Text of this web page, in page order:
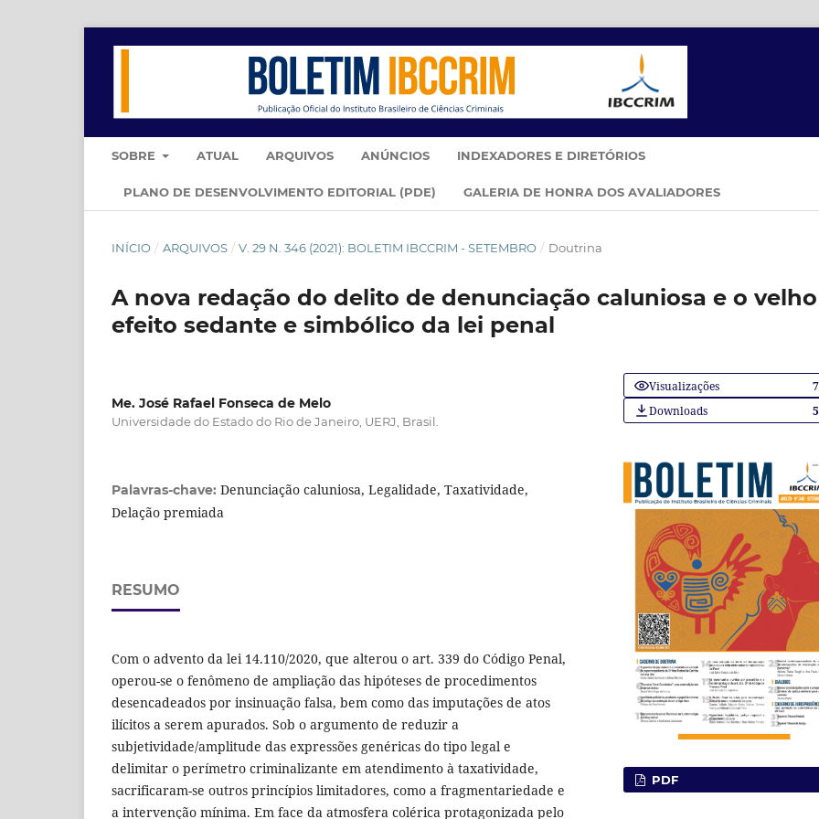
SOBRE ATUAL ARQUIVOS ANÚNCIOS INDEXADORES E DIRETÓRIOS
PLANO DE DESENVOLVIMENTO EDITORIAL (PDE) GALERIA DE HONRA DOS AVALIADORES
INÍCIO / ARQUIVOS / V. 29 N. 346 (2021): BOLETIM IBCCRIM - SETEMBRO / Doutrina
A nova redação do delito de denunciação caluniosa e o velho
efeito sedante e simbólico da lei penal
Me. José Rafael Fonseca de Melo
Universidade do Estado do Rio de Janeiro, UERJ, Brasil.
Palavras-chave: Denunciação caluniosa, Legalidade, Taxatividade,
Delação premiada
RESUMO
Com o advento da lei 14.110/2020, que alterou o art. 339 do Código Penal,
operou-se o fenômeno de ampliação das hipóteses de procedimentos
desencadeados por insinuação falsa, bem como das imputações de atos
ilícitos a serem apurados. Sob o argumento de reduzir a
subjetividade/amplitude das expressões genéricas do tipo legal e
delimitar o perímetro criminalizante em atendimento à taxatividade,
sacrificaram-se outros princípios limitadores, como a fragmentariedade e
a intervenção mínima. Em face da atmosfera colérica protagonizada pelo
Visualizações
Downloads
PDF